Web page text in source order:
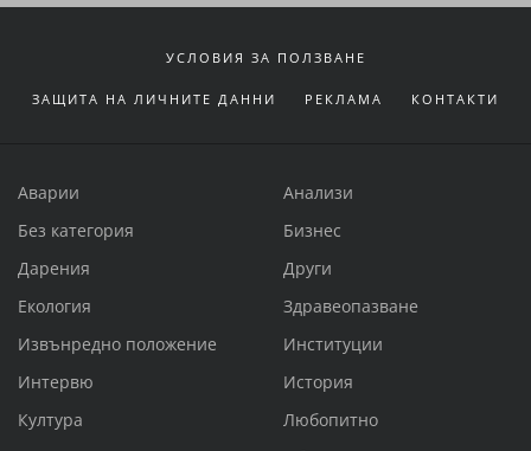
УСЛОВИЯ ЗА ПОЛЗВАНЕ
ЗАЩИТА НА ЛИЧНИТЕ ДАННИ РЕКЛАМА КОНТАКТИ
Аварии
Анализи
Без категория
Бизнес
Дарения
Други
Екология
Здравеопазване
Извънредно положение
Институции
Интервю
История
Култура
Любопитно